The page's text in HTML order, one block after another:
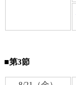
■第3節